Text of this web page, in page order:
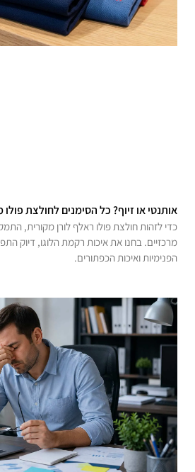
אותנטי או זיוף? כל הסימנים לחולצת
כדי לזהות חולצת פולו ראלף לורן מקורית,
מרכזיים. בחנו את איכות רקמת הלוגו, דיוק
הפנימיות ואיכות הכפתורים.